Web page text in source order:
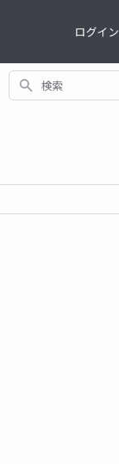
ログイン
検索